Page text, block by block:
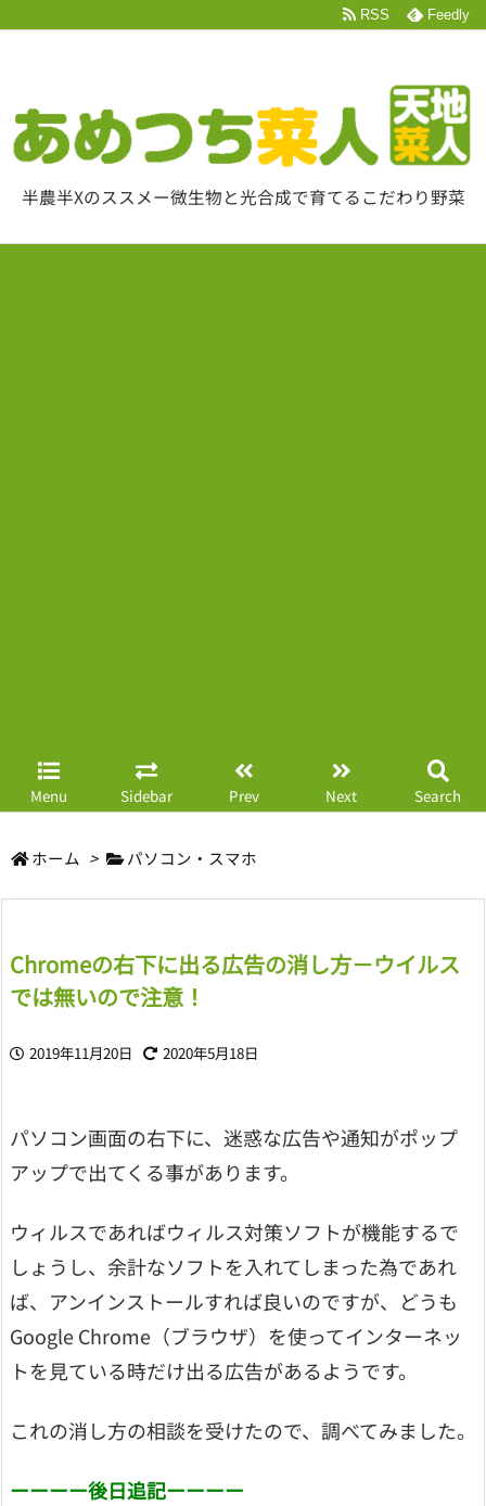
半農半Xのススメー微生物と光合成で育てるこだわり野菜
Menu Sidebar Prev Next Search
RSS Feedly
ホーム > パソコン・スマホ
Chromeの右下に出る広告の消し方－ウイルス
では無いので注意！
2019年11月20日 2020年5月18日
パソコン画面の右下に、迷惑な広告や通知がポップ
アップで出てくる事があります。
ウィルスであればウィルス対策ソフトが機能するで
しょうし、余計なソフトを入れてしまった為であれ
ば、アンインストールすれば良いのですが、どうも
Google Chrome（ブラウザ）を使ってインターネッ
トを見ている時だけ出る広告があるようです。
これの消し方の相談を受けたので、調べてみました。
ーーーー後日追記ーーーー